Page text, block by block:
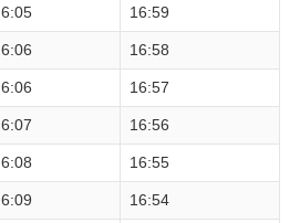
6:05 16:59
6:06 16:58
6:06 16:57
6:07 16:56
6:08 16:55
6:09 16:54